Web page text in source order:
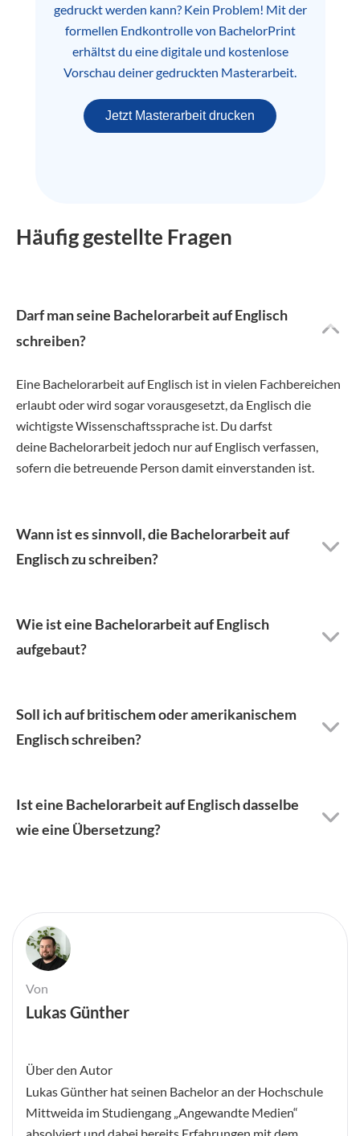
gedruckt werden kann? Kein Problem! Mit der
formellen Endkontrolle von BachelorPrint
erhältst du eine digitale und kostenlose
Vorschau deiner gedruckten Masterarbeit.
Jetzt Masterarbeit drucken
Häufig gestellte Fragen
Darf man seine Bachelorarbeit auf Englisch
schreiben?
Eine Bachelorarbeit auf Englisch ist in vielen Fachbereichen
erlaubt oder wird sogar vorausgesetzt, da Englisch die
wichtigste Wissenschaftssprache ist. Du darfst
deine Bachelorarbeit jedoch nur auf Englisch verfassen,
sofern die betreuende Person damit einverstanden ist.
Wann ist es sinnvoll, die Bachelorarbeit auf
Englisch zu schreiben?
Wie ist eine Bachelorarbeit auf Englisch
aufgebaut?
Soll ich auf britischem oder amerikanischem
Englisch schreiben?
Ist eine Bachelorarbeit auf Englisch dasselbe
wie eine Übersetzung?
Von
Lukas Günther
Über den Autor
Lukas Günther hat seinen Bachelor an der Hochschule
Mittweida im Studiengang „Angewandte Medien“
absolviert und dabei bereits Erfahrungen mit dem